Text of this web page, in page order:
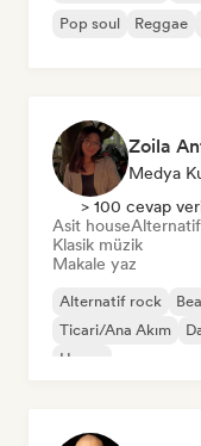
Pop soul
Reggae
Zoila
Medya
> 100 cevap
Asit house
Klasik müzik
Makale yaz
Alternatif rock
Ticari/Ana Akım
House